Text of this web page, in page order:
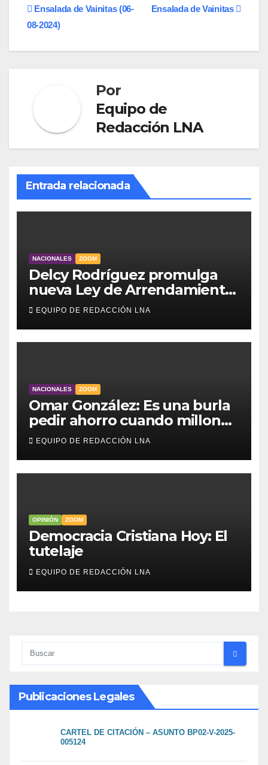
Navegación
Ensalada de Vainitas
Ensalada de Vainitas (06-
08-2024)
Por
Equipo de
Redacción LNA
Entrada relacionada
NACIONALES ZOOM
Delcy Rodríguez promulga
nueva Ley de Arrendamiento
para atender a familias
damnificadas
EQUIPO DE REDACCIÓN LNA
NACIONALES ZOOM
Omar González: Es una burla
pedir ahorro cuando millones
viven sin luz y sin agua
EQUIPO DE REDACCIÓN LNA
OPINIÓN ZOOM
Democracia Cristiana Hoy: El
tutelaje
EQUIPO DE REDACCIÓN LNA
Publicaciones Legales
CARTEL DE CITACIÓN – ASUNTO BP02-V-2025-
005124